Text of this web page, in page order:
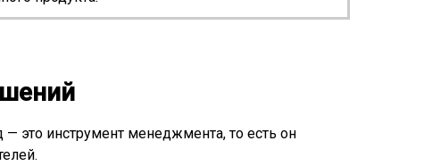
это инструмент менеджмента, то есть он